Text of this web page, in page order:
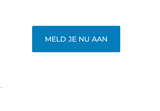
MELD JE NU AAN